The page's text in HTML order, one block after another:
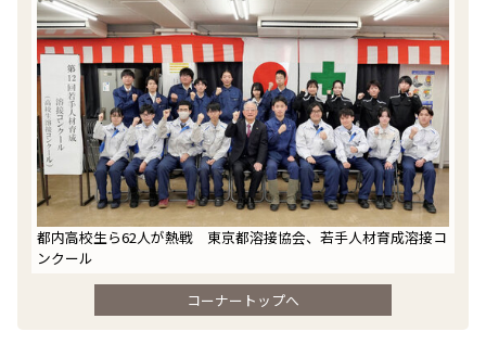
都内高校生ら62人が熱戦 東京都溶接協会、若手人材育成溶接コ
ンクール
コーナートップへ